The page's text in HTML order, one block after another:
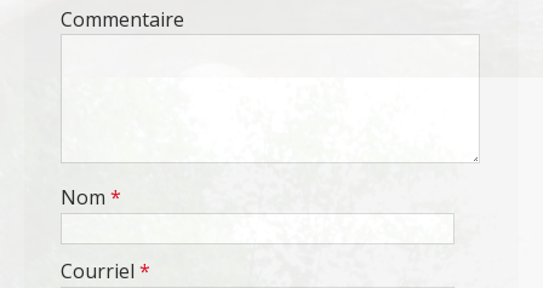
Commentaire
Nom *
Courriel *